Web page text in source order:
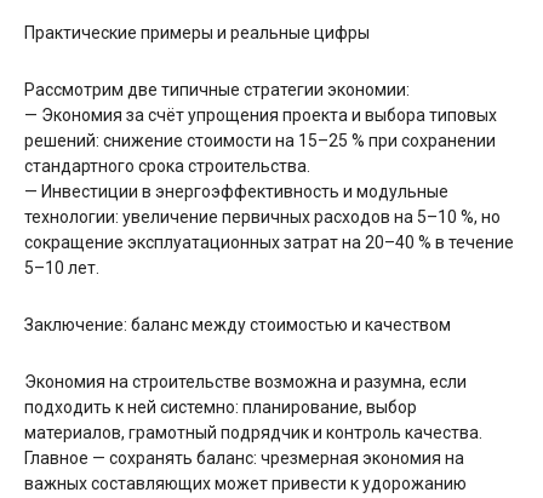
Практические примеры и реальные цифры
Рассмотрим две типичные стратегии экономии:
— Экономия за счёт упрощения проекта и выбора типовых
решений: снижение стоимости на 15–25 % при сохранении
стандартного срока строительства.
— Инвестиции в энергоэффективность и модульные
технологии: увеличение первичных расходов на 5–10 %, но
сокращение эксплуатационных затрат на 20–40 % в течение
5–10 лет.
Заключение: баланс между стоимостью и качеством
Экономия на строительстве возможна и разумна, если
подходить к ней системно: планирование, выбор
материалов, грамотный подрядчик и контроль качества.
Главное — сохранять баланс: чрезмерная экономия на
важных составляющих может привести к удорожанию